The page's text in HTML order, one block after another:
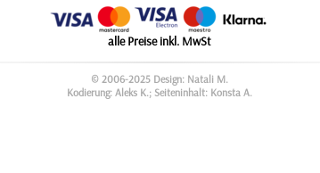
alle Preise inkl. MwSt
© 2006-2025 Design: Natali M.
Kodierung: Aleks K.; Seiteninhalt: Konsta A.